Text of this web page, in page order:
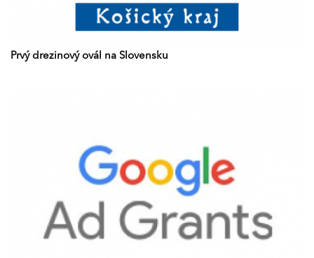
Prvý drezinový ovál na Slovensku